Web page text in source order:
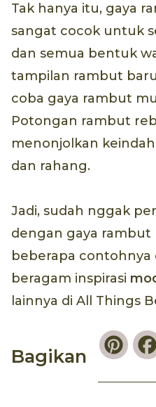
Tak hanya itu, gaya
sangat cocok untuk
dan semua bentuk
tampilan rambut
coba gaya rambut
Potongan rambut
menonjolkan
dan rahang.
Jadi, sudah nggak
dengan gaya
beberapa contohnya
beragam inspirasi
lainnya di All Things
Bagikan